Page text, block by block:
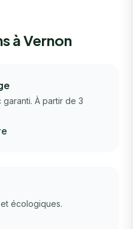
à Vernon
À partir de 3
écologiques.